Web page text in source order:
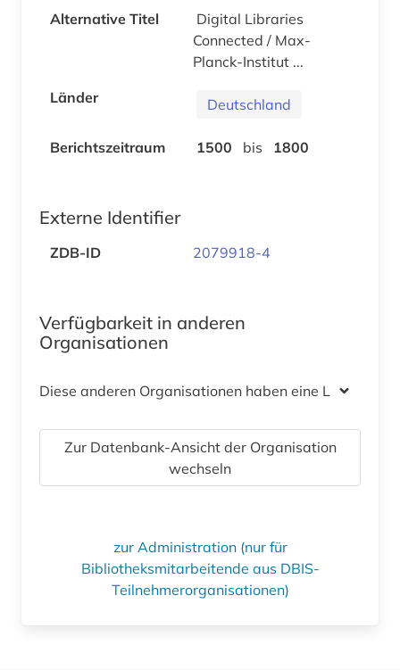
Alternative Titel
Digital Libraries
Connected / Max-
Planck-Institut ...
Länder
Deutschland
Berichtszeitraum 1500 bis 1800
Externe Identifier
ZDB-ID 2079918-4
Verfügbarkeit in anderen
Organisationen
Diese anderen Organisationen haben eine Lizenz
Zur Datenbank-Ansicht der Organisation
wechseln
zur Administration (nur für
Bibliotheksmitarbeitende aus DBIS-
Teilnehmerorganisationen)